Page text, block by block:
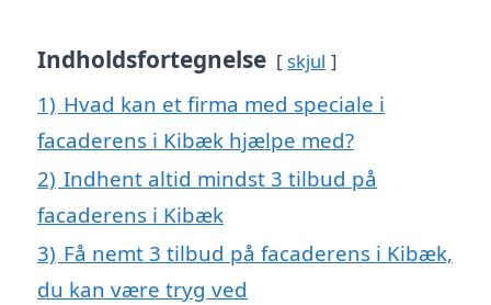
Indholdsfortegnelse skjul
1) Hvad kan et firma med speciale i
facaderens i Kibæk hjælpe med?
2) Indhent altid mindst 3 tilbud på
facaderens i Kibæk
3) Få nemt 3 tilbud på facaderens i Kibæk,
du kan være tryg ved